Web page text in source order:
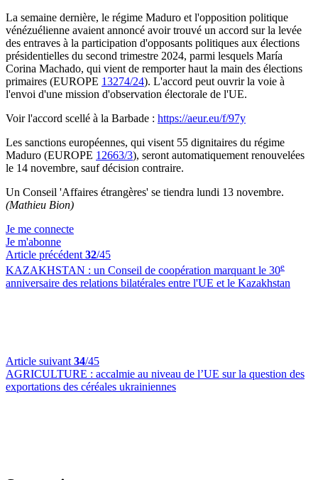
La semaine dernière, le régime Maduro et l'opposition politique
vénézuélienne avaient annoncé avoir trouvé un accord sur la levée
des entraves à la participation d'opposants politiques aux élections
présidentielles du second trimestre 2024, parmi lesquels María
Corina Machado, qui vient de remporter haut la main des élections
primaires (EUROPE 13274/24). L'accord peut ouvrir la voie à
l'envoi d'une mission d'observation électorale de l'UE.
Voir l'accord scellé à la Barbade : https://aeur.eu/f/97y
Les sanctions européennes, qui visent 55 dignitaires du régime
Maduro (EUROPE 12663/3), seront automatiquement renouvelées
le 14 novembre, sauf décision contraire.
Un Conseil 'Affaires étrangères' se tiendra lundi 13 novembre.
(Mathieu Bion)
Je me connecte
Je m'abonne
Article précédent 32/45
KAZAKHSTAN : un Conseil de coopération marquant le 30e
anniversaire des relations bilatérales entre l'UE et le Kazakhstan
Article suivant 34/45
AGRICULTURE : accalmie au niveau de l’UE sur la question des
exportations des céréales ukrainiennes